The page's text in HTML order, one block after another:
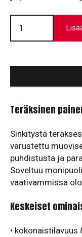
Paineruisku
405
TKS
määrä
Teräksinen
Sinkitystä
varustettu
puhdistusta ja
Soveltuu
vaativammissa
Keskeiset
• kokonaistilavuus